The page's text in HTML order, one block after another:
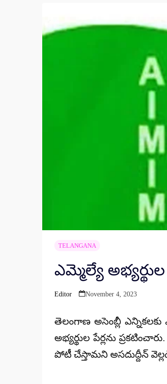
TELANGANA
ఎమ్మెల్యే
Posted
Editor November 4, 2023
తెలంగాణ అసెంబ్లీ ఎన్నికలకు
అభ్యర్థుల పేర్లను
పోటీ చేస్తామని అసదుద్దీన్